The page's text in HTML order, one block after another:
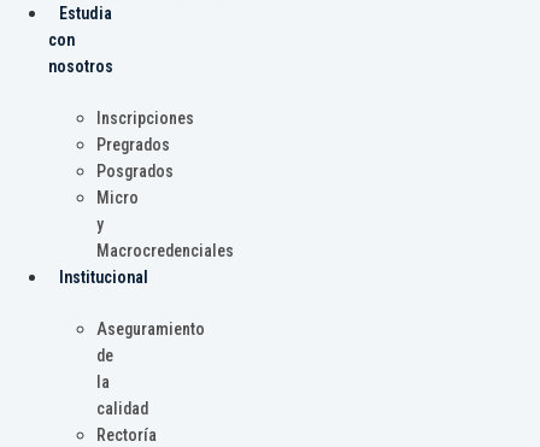
Estudia
con
nosotros
Inscripciones
Pregrados
Posgrados
Micro
y
Macrocredenciales
Institucional
Aseguramiento
de
la
calidad
Rectoría